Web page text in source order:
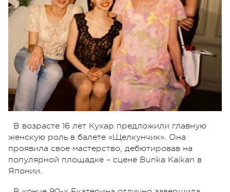
В возрасте 16 лет Кухар предложили главную
женскую роль в балете «Щелкунчик». Она
проявила свое мастерство, дебютировав на
популярной площадке – сцене Bunka Kaikan в
Японии.